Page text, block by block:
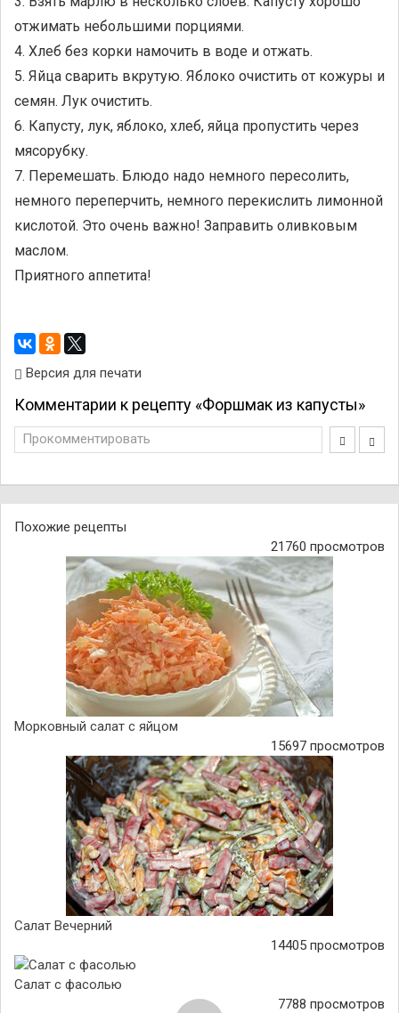
отжимать небольшими порциями.
4. Хлеб без корки намочить в воде и отжать.
5. Яйца сварить вкрутую. Яблоко очистить от кожуры и
семян. Лук очистить.
6. Капусту, лук, яблоко, хлеб, яйца пропустить через
мясорубку.
7. Перемешать. Блюдо надо немного пересолить,
немного переперчить, немного перекислить лимонной
кислотой. Это очень важно! Заправить оливковым
маслом.
Приятного аппетита!
Версия для печати
Комментарии к рецепту «Форшмак из капусты»
Прокомментировать
Похожие рецепты
21760 просмотров
Морковный салат с яйцом
15697 просмотров
Салат Вечерний
14405 просмотров
Салат с фасолью
7788 просмотров